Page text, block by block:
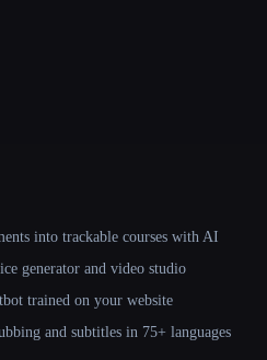
into trackable courses with AI
generator and video studio
trained on your website
and subtitles in 75+ languages